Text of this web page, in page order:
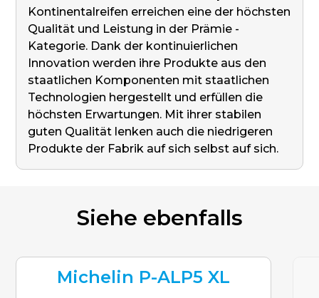
Kontinentalreifen erreichen eine der höchsten
Qualität und Leistung in der Prämie -
Kategorie. Dank der kontinuierlichen
Innovation werden ihre Produkte aus den
staatlichen Komponenten mit staatlichen
Technologien hergestellt und erfüllen die
höchsten Erwartungen. Mit ihrer stabilen
guten Qualität lenken auch die niedrigeren
Produkte der Fabrik auf sich selbst auf sich.
Siehe ebenfalls
Michelin P-ALP5 XL